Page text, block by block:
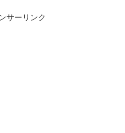
サーリンク